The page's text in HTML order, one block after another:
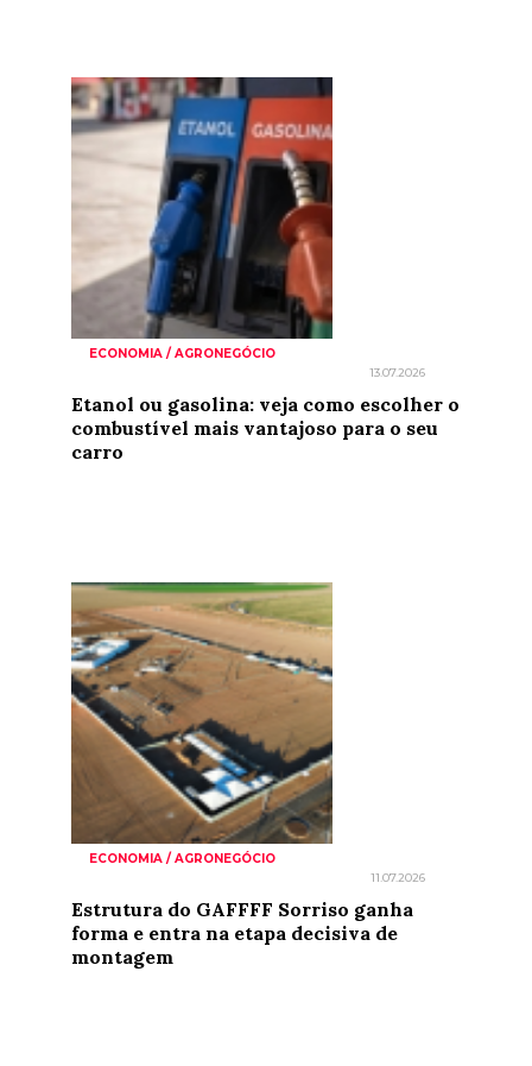
ECONOMIA / AGRONEGÓCIO
13.07.2026
Etanol ou gasolina: veja como escolher o
combustível mais vantajoso para o seu
carro
ECONOMIA / AGRONEGÓCIO
11.07.2026
Estrutura do GAFFFF Sorriso ganha
forma e entra na etapa decisiva de
montagem